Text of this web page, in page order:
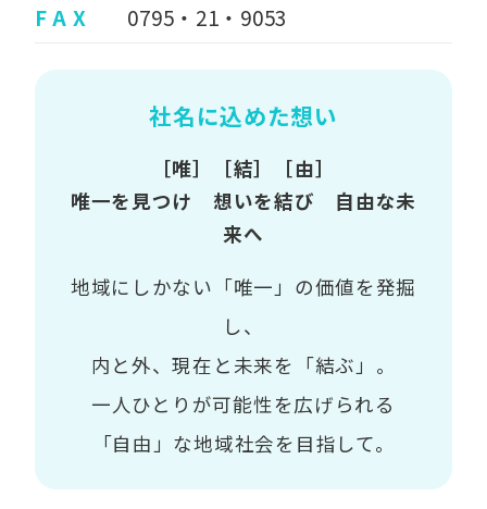
F A X
0795・21・9053
社名に込めた想い
［唯］［結］［由］
唯一を見つけ 想いを結び 自由な未
来へ
地域にしかない「唯一」の価値を発掘
し、
内と外、現在と未来を「結ぶ」。
一人ひとりが可能性を広げられる
「自由」な地域社会を目指して。